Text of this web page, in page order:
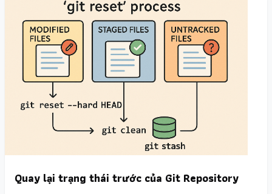
Quay lại trạng thái trước của Git Repository